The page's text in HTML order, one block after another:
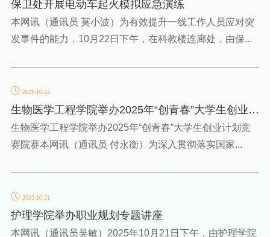
保卫处开展电动车起火模拟应急演练
本网讯（通讯员 莫小波）为有效提升一线工作人员应对突
发事件的能力，10月22日下午，在科教楼连廊处，由保...
2025-10-22
生物医学工程学院举办2025年“创青春”大学生创业计
划竞赛院赛
生物医学工程学院举办2025年“创青春”大学生创业计划竞
赛院赛本网讯（通讯员 付永衡）为深入贯彻落实国家...
2025-10-21
护理学院举办职业规划专题讲座
本网讯（通讯员吴敏）2025年10月21日下午，由护理学院